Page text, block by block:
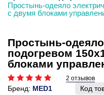
Простынь-одеяло
с двумя блоками
Простынь-
подогревом
блоками
2 отзывов
Бренд: MED1 Код